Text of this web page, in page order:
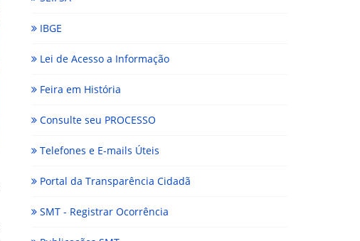
IBGE
Lei de Acesso a Informação
Feira em História
Consulte seu PROCESSO
Telefones e E-mails Úteis
Portal da Transparência Cidadã
SMT - Registrar Ocorrência